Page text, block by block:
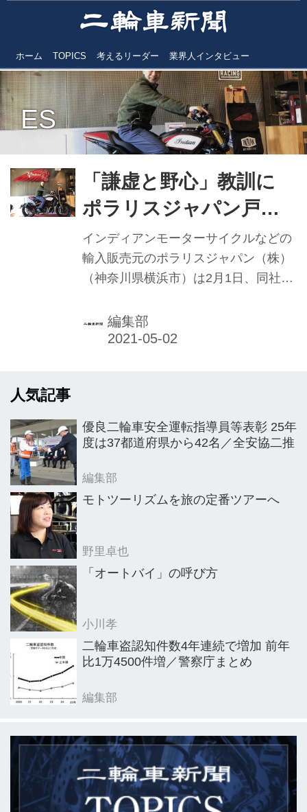
ホーム TOPICS 考えるリーダー 業界人インタビュー
ES
「謙虚と野心」教訓に
ポラリスジャパン戸田
勝久CD/GMインタビュ
ー
インディアンモーターサイクルなどの
輸入販売元のポラリスジャパン（株）
（神奈川県横浜市）は2月1日、同社の
ター／ジェネラルマネージャー（CD
／GM）に戸田勝久氏（51）が着任し
田CD/GMを取材し経験や教訓、仕事
観、リーダーシップなどについて聞い
歴は。 「米国の大学院を卒業後、当時
のアイワそして日産自動車、キャタピ
勤めていたことで、自分も金融に興味
を持...
編集部
人気記事
優良二輪車安全運転指導員等表彰 25年
度は37都道府県から42名／全安協二推
編集部
モトツーリズムを旅の定番ツアーへ
野里卓也
「オートバイ」の呼び方
小川孝
二輪車盗認知件数4年連続で増加 前年
比1万4500件増／警察庁まとめ
編集部